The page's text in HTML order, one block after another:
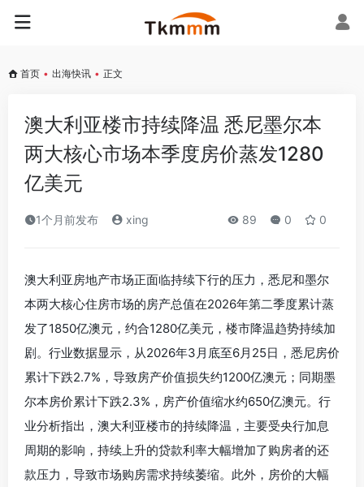
首页 • 出海快讯 • 正文
澳大利亚楼市持续降温 悉尼墨尔本
两大核心市场本季度房价蒸发1280
亿美元
1个月前发布 xing 89 0 0
澳大利亚房地产市场正面临持续下行的压力，悉尼和墨尔
本两大核心住房市场的房产总值在2026年第二季度累计蒸
发了1850亿澳元，约合1280亿美元，楼市降温趋势持续加
剧。行业数据显示，从2026年3月底至6月25日，悉尼房价
累计下跌2.7%，导致房产价值损失约1200亿澳元；同期墨
尔本房价累计下跌2.3%，房产价值缩水约650亿澳元。行
业分析指出，澳大利亚楼市的持续降温，主要受央行加息
周期的影响，持续上升的贷款利率大幅增加了购房者的还
款压力，导致市场购房需求持续萎缩。此外，房价的大幅